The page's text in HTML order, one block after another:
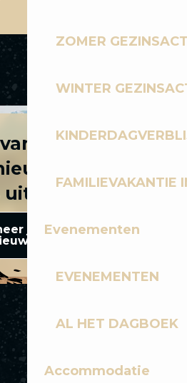
ZOMER
WINTER
FAMILIEVAKANTIE
Evenementen
EVENEMENTEN
AL HET DAGBOEK
Accommodatie
DÉJANTÉE
het laatste
Les Gets!
je op onze
Club Les Gets
Ecotoerisme